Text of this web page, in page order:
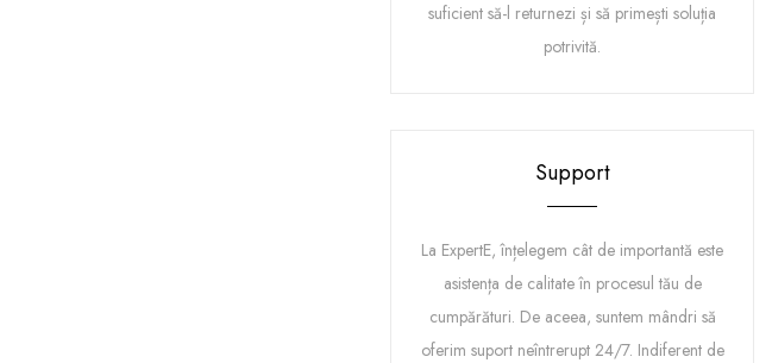
suficient să-l returnezi și să primești soluția
potrivită.
Support
La ExpertE, înțelegem cât de importantă este
asistența de calitate în procesul tău de
cumpărături. De aceea, suntem mândri să
oferim suport neîntrerupt 24/7. Indiferent de